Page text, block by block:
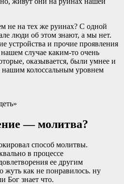
не на тех же руинах? С одной
люди об этом знают, а мы нет.
устройства и прочие проявления
случае каким-то очень
оказывается, были умнее и
нашим колоссальным уровнем
— молитва?
способ молитвы.
в процессе
ее другим
жуть как не понравилось. ну
Бог знает что.